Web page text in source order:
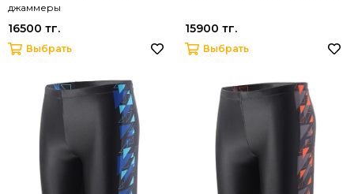
джаммеры
16500 тг.
Выбрать
15900 тг.
Выбрать